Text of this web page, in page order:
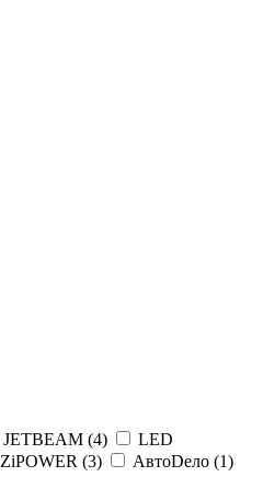
JETBEAM (4)
LED
ZiPOWER (3) АвтоDело (1)